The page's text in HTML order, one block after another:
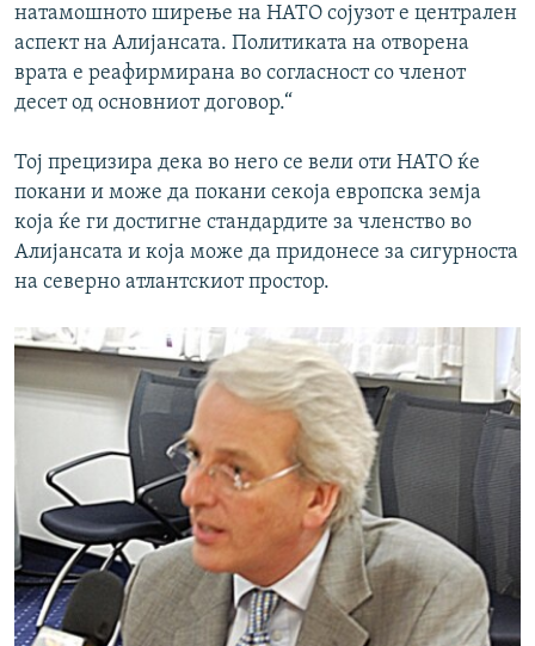
натамошното ширење на НАТО сојузот е централен
аспект на Алијансата. Политиката на отворена
врата е реафирмирана во согласност со членот
десет од основниот договор.“
Тој прецизира дека во него се вели оти НАТО ќе
покани и може да покани секоја европска земја
која ќе ги достигне стандардите за членство во
Алијансата и која може да придонесе за сигурноста
на северно атлантскиот простор.